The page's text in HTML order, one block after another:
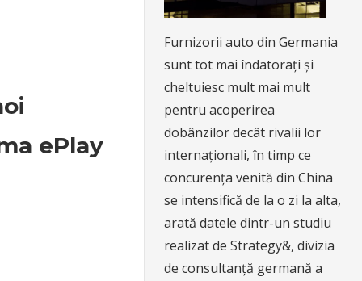
ePlay
Furnizorii auto din Germania
sunt tot mai îndatorați și
cheltuiesc mult mai mult
pentru acoperirea
dobânzilor decât rivalii lor
internaționali, în timp ce
concurența venită din China
se intensifică de la o zi la alta,
arată datele dintr-un studiu
realizat de Strategy&, divizia
de consultanță germană a